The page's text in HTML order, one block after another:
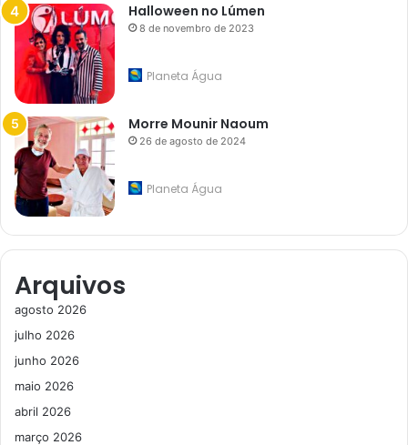
Halloween no Lúmen
8 de novembro de 2023
Planeta Água
Morre Mounir Naoum
26 de agosto de 2024
Planeta Água
Arquivos
agosto 2026
julho 2026
junho 2026
maio 2026
abril 2026
março 2026